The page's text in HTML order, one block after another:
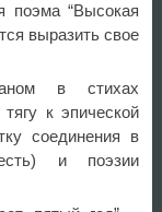
поэма “Высокая
выразить свое
в стихах
к эпической
соединения в
и поэзии